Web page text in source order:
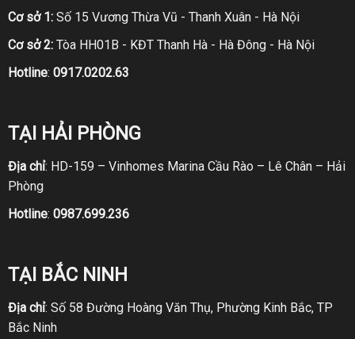
Cơ sở 1:Số 15 Vương Thừa Vũ - Thanh Xuân - Hà Nội
Cơ sở 2:Tòa HH01B - KĐT Thanh Hà - Hà Đông - Hà Nội
Hotline: 0917.0202.63
TẠI HẢI PHÒNG
Địa chỉ: HD-159 – Vinhomes Marina Cầu Rào – Lê Chân – Hải
Phòng
Hotline: 0987.699.236
TẠI BẮC NINH
Địa chỉ: Số 58 Đường Hoàng Văn Thụ, Phường Kinh Bắc, TP
Bắc Ninh